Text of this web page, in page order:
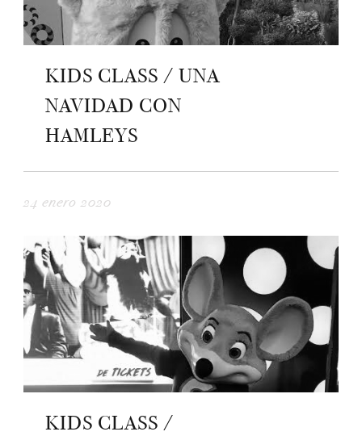
KIDS CLASS / UNA
NAVIDAD CON
HAMLEYS
24 enero 2020
KIDS CLASS /